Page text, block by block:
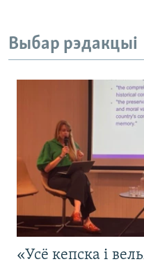
Выбар рэдакцыі
«Усё кепска і